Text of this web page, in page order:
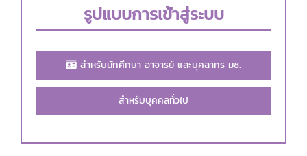
รูปแบบการเข้าสู่ระบบ
สำหรับนักศึกษา อาจารย์ และบุคลากร มช.
สำหรับบุคคลทั่วไป